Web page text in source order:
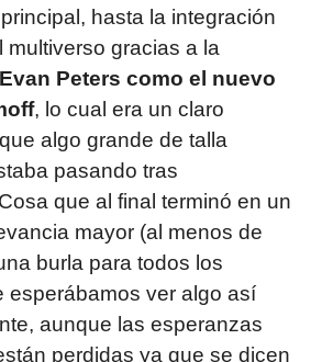
hasta la integración
multiverso gracias a la
Evan Peters como el nuevo
, lo cual era un claro
algo grande de talla
pasando tras
que al final terminó en un
mayor (al menos de
burla para todos los
esperábamos ver algo así
aunque las esperanzas
perdidas ya que se dicen